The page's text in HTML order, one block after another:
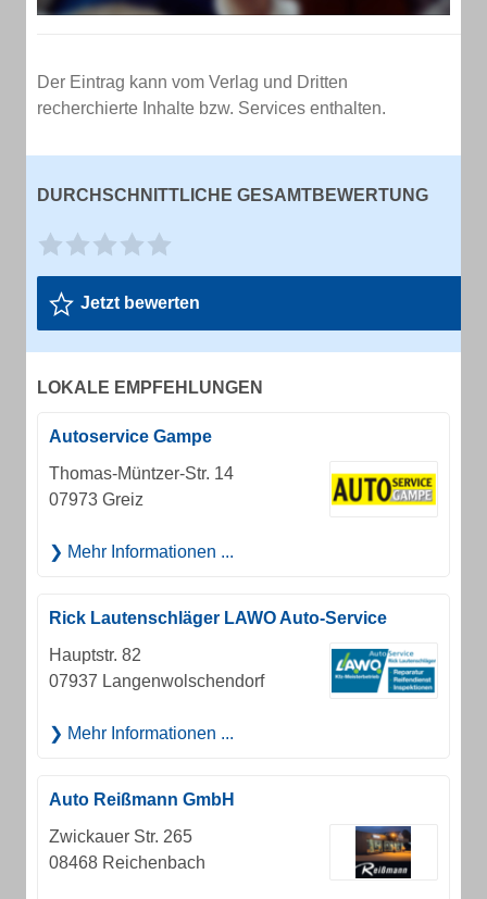
Der Eintrag kann vom Verlag und Dritten
recherchierte Inhalte bzw. Services enthalten.
DURCHSCHNITTLICHE GESAMTBEWERTUNG
Jetzt bewerten
LOKALE EMPFEHLUNGEN
Autoservice Gampe
Thomas-Müntzer-Str. 14
07973 Greiz
Mehr Informationen ...
Rick Lautenschläger LAWO Auto-Service
Hauptstr. 82
07937 Langenwolschendorf
Mehr Informationen ...
Auto Reißmann GmbH
Zwickauer Str. 265
08468 Reichenbach